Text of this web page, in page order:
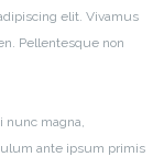
elit. Vivamus
Pellentesque non
nunc magna,
ante ipsum primis